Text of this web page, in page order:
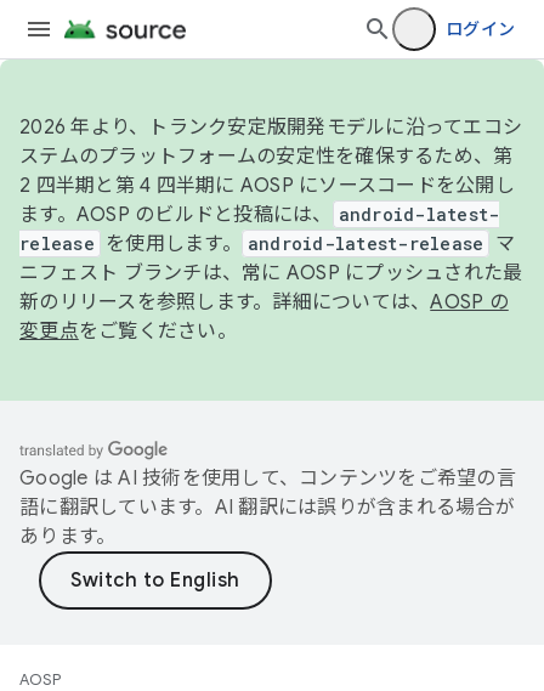
ログイン
2026 年より、トランク安定版開発モデルに沿ってエコシ
ステムのプラットフォームの安定性を確保するため、第
2 四半期と第 4 四半期に AOSP にソースコードを公開し
ます。AOSP のビルドと投稿には、
android-latest-
release
を使用します。 android-latest-release
マ
ニフェスト ブランチは、常に AOSP にプッシュされた最
新のリリースを参照します。詳細については、AOSP の
変更点をご覧ください。
Google は AI 技術を使用して、コンテンツをご希望の言
語に翻訳しています。AI 翻訳には誤りが含まれる場合が
あります。
AOSP